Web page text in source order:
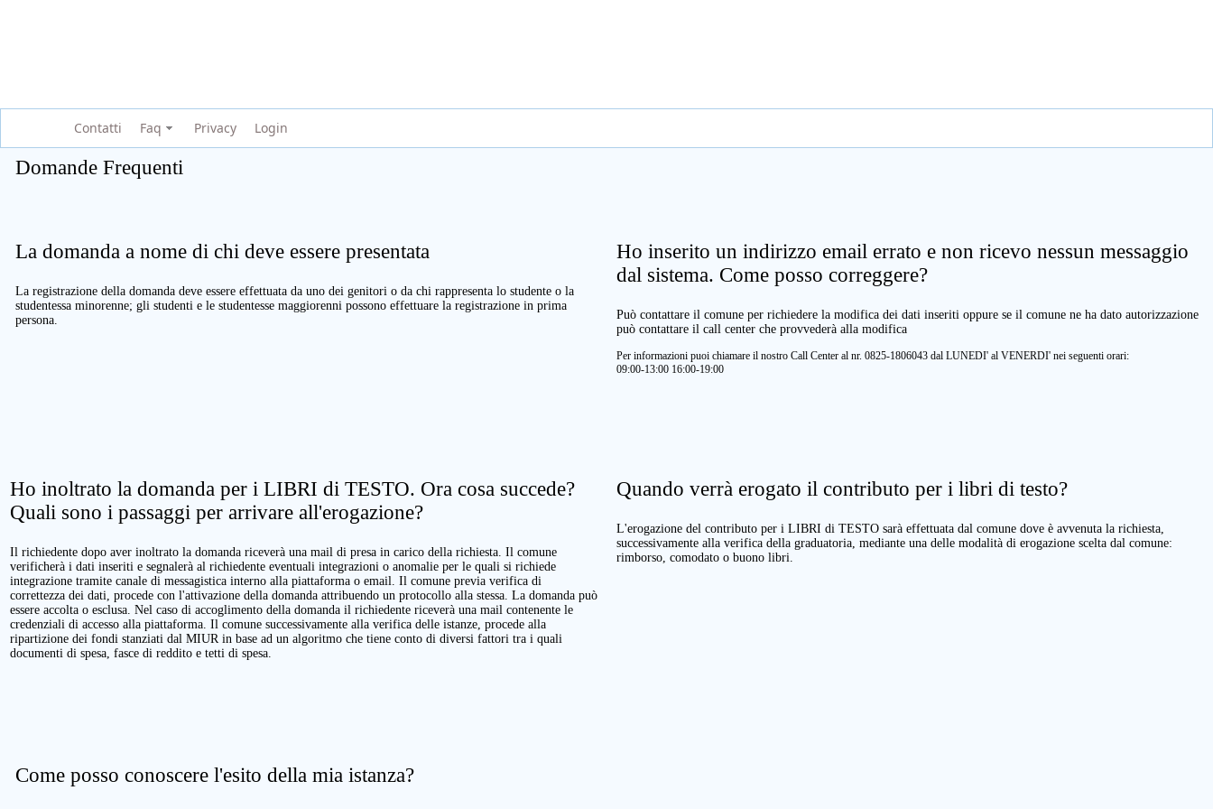
Contatti Faq Privacy Login
Domande Frequenti
La domanda a nome di chi deve essere presentata
La registrazione della domanda deve essere effettuata da uno dei genitori o da chi rappresenta lo studente o la
studentessa minorenne; gli studenti e le studentesse maggiorenni possono effettuare la registrazione in prima
persona.
Ho inserito un indirizzo email errato e non ricevo nessun messaggio
dal sistema. Come posso correggere?
Può contattare il comune per richiedere la modifica dei dati inseriti oppure se il comune ne ha dato autorizzazione
può contattare il call center che provvederà alla modifica
Per informazioni puoi chiamare il nostro Call Center al nr. 0825-1806043 dal LUNEDI' al VENERDI' nei seguenti orari:
09:00-13:00 16:00-19:00
Ho inoltrato la domanda per i LIBRI di TESTO. Ora cosa succede?
Quali sono i passaggi per arrivare all'erogazione?
Il richiedente dopo aver inoltrato la domanda riceverà una mail di presa in carico della richiesta. Il comune
verificherà i dati inseriti e segnalerà al richiedente eventuali integrazioni o anomalie per le quali si richiede
integrazione tramite canale di messagistica interno alla piattaforma o email. Il comune previa verifica di
correttezza dei dati, procede con l'attivazione della domanda attribuendo un protocollo alla stessa. La domanda può
essere accolta o esclusa. Nel caso di accoglimento della domanda il richiedente riceverà una mail contenente le
credenziali di accesso alla piattaforma. Il comune successivamente alla verifica delle istanze, procede alla
ripartizione dei fondi stanziati dal MIUR in base ad un algoritmo che tiene conto di diversi fattori tra i quali
documenti di spesa, fasce di reddito e tetti di spesa.
Quando verrà erogato il contributo per i libri di testo?
L'erogazione del contributo per i LIBRI di TESTO sarà effettuata dal comune dove è avvenuta la richiesta,
successivamente alla verifica della graduatoria, mediante una delle modalità di erogazione scelta dal comune:
rimborso, comodato o buono libri.
Come posso conoscere l'esito della mia istanza?